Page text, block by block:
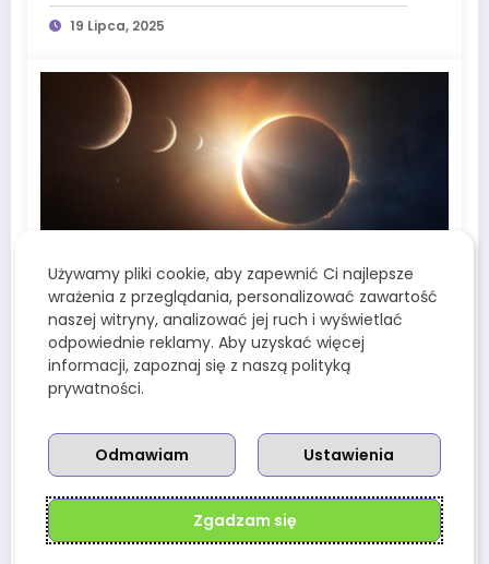
19 Lipca, 2025
Redakcja Wenusjanek
Jowisz i Wenus w koniunkcji – co
oznacza ich bliskie spotkanie na
niebie?
9 Marca, 2025
Używamy pliki cookie, aby zapewnić Ci najlepsze
wrażenia z przeglądania, personalizować zawartość
naszej witryny, analizować jej ruch i wyświetlać
odpowiednie reklamy. Aby uzyskać więcej
informacji, zapoznaj się z naszą polityką
prywatności.
Zgadzam się
Ustawienia
Odmawiam